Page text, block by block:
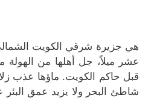
هي جزيرة شرقي الكويت
عشر ميلاً، جل أهلها من
قبل حاكم الكويت. ماؤها عذب
شاطئ البحر ولا يزيد عمق